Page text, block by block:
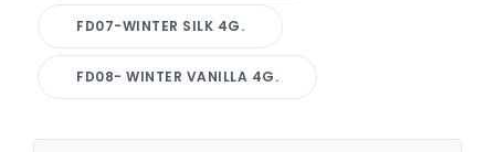
FD07-WINTER SILK 4G.
FD08- WINTER VANILLA 4G.